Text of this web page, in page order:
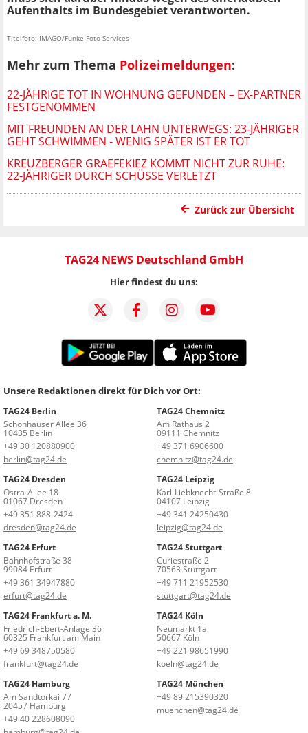
Aufenthalts im Bundesgebiet verantworten.
Titelfoto: IMAGO/Funke Foto Services
Mehr zum Thema Polizeimeldungen:
22-JÄHRIGE TOT IN WOHNUNG GEFUNDEN – EX-PARTNER
FESTGENOMMEN
MIT FREUNDEN AN DER LAHN UNTERWEGS: 23-JÄHRIGER
GEHT SCHWIMMEN - WENIG SPÄTER IST ER TOT
KREUZBERGER GRAEFEKIEZ KOMMT NICHT ZUR RUHE:
22-JÄHRIGER DURCH SCHÜSSE VERLETZT
Zurück zur Übersicht
TAG24 NEWS Deutschland GmbH
Hier findest du uns:
Unsere Redaktionen direkt für Dich vor Ort:
TAG24 Berlin
Schönhauser Allee 36
10435 Berlin
+49 30 120880900
berlin@tag24.de
TAG24 Chemnitz
Am Rathaus 2
09111 Chemnitz
+49 371 6906600
chemnitz@tag24.de
TAG24 Dresden
Ostra-Allee 18
01067 Dresden
+49 351 888-2424
dresden@tag24.de
TAG24 Leipzig
Karl-Liebknecht-Straße 8
04107 Leipzig
+49 341 24250430
leipzig@tag24.de
TAG24 Erfurt
Bahnhofstraße 38
99084 Erfurt
+49 361 34947880
erfurt@tag24.de
TAG24 Stuttgart
Curiestraße 2
70563 Stuttgart
+49 711 21952530
stuttgart@tag24.de
TAG24 Frankfurt a. M.
Friedrich-Ebert-Anlage 36
60325 Frankfurt am Main
+49 69 348750580
frankfurt@tag24.de
TAG24 Köln
Neumarkt 1a
50667 Köln
+49 221 98651990
koeln@tag24.de
TAG24 Hamburg
Am Sandtorkai 77
20457 Hamburg
+49 40 228608090
TAG24 München
+49 89 215390320
muenchen@tag24.de